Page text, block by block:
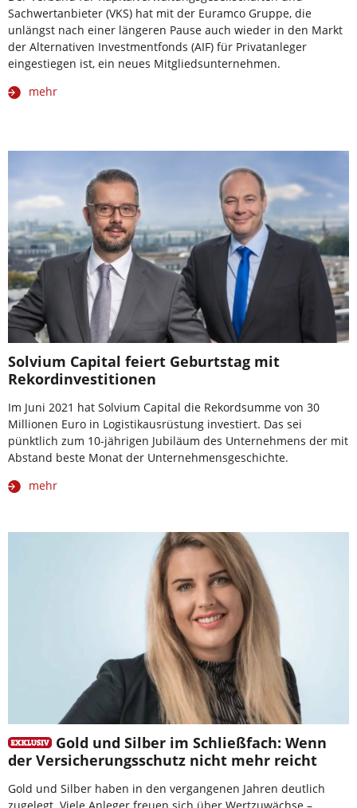
Sachwertanbieter (VKS) hat mit der Euramco Gruppe, die
unlängst nach einer längeren Pause auch wieder in den Markt
der Alternativen Investmentfonds (AIF) für Privatanleger
eingestiegen ist, ein neues Mitgliedsunternehmen.
mehr
Solvium Capital feiert Geburtstag mit
Rekordinvestitionen
Im Juni 2021 hat Solvium Capital die Rekordsumme von 30
Millionen Euro in Logistikausrüstung investiert. Das sei
pünktlich zum 10-jährigen Jubiläum des Unternehmens der mit
Abstand beste Monat der Unternehmensgeschichte.
mehr
Gold und Silber im Schließfach: Wenn
der Versicherungsschutz nicht mehr reicht
Gold und Silber haben in den vergangenen Jahren deutlich